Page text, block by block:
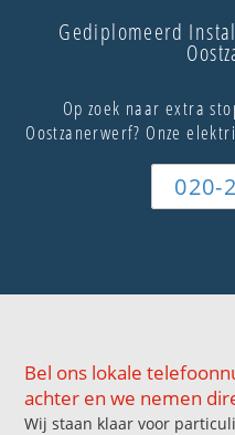
Gediplomeerd
Op zoek naar extra
Oostzanerwerf? Onze
020-
Bel ons lokale
achter en we nemen
Wij staan klaar voor